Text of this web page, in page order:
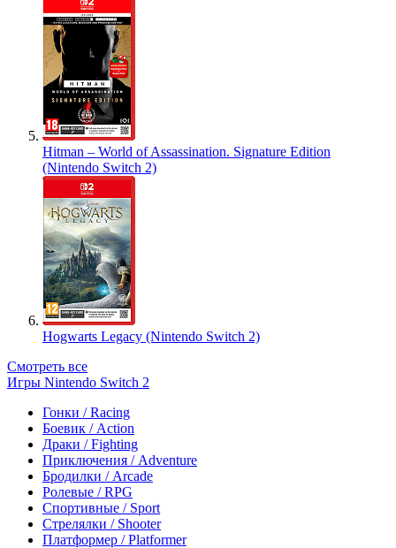
Hitman – World of Assassination. Signature Edition
(Nintendo Switch 2)
Hogwarts Legacy (Nintendo Switch 2)
Смотреть все
Игры Nintendo Switch 2
Гонки / Racing
Боевик / Action
Драки / Fighting
Приключения / Adventure
Бродилки / Arcade
Ролевые / RPG
Спортивные / Sport
Стрелялки / Shooter
Платформер / Platformer